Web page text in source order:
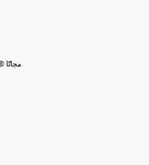
• A-02 l قم بتنزيل برنامج AutoCAD® مجانًا